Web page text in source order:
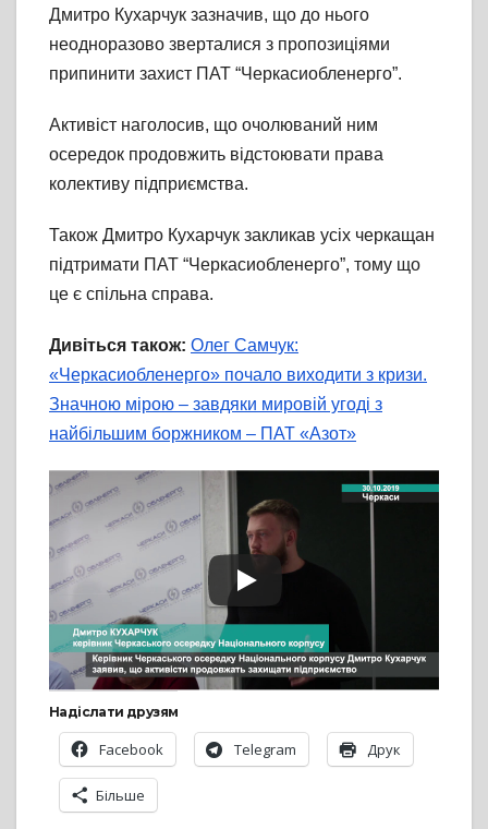
Дмитро Кухарчук зазначив, що до нього
неодноразово зверталися з пропозиціями
припинити захист ПАТ “Черкасиобленерго”.
Активіст наголосив, що очолюваний ним
осередок продовжить відстоювати права
колективу підприємства.
Також Дмитро Кухарчук закликав усіх черкащан
підтримати ПАТ “Черкасиобленерго”, тому що
це є спільна справа.
Дивіться також: Олег Самчук:
«Черкасиобленерго» почало виходити з кризи.
Значною мірою – завдяки мировій угоді з
найбільшим боржником – ПАТ «Азот»
Надіслати друзям
Facebook Telegram Друк
Більше